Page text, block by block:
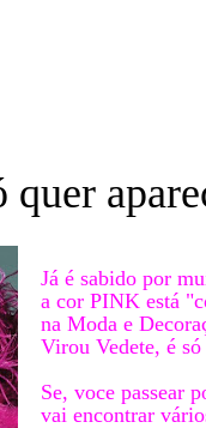
Já é sabido por
a cor PINK está
na Moda e
Virou Vedete, é
Se, voce passear
vai encontrar